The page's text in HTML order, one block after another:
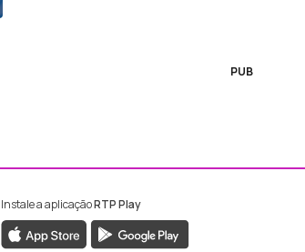
PUB
Madeira
RTP Madeira
Instale a aplicaçãoRTP Play